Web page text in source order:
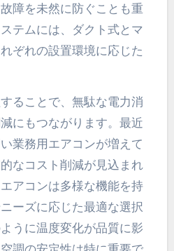
障を未然に防ぐことも重
テムには、ダクト式とマ
ぞれの設置環境に応じた
ることで、無駄な電力消
にもつながります。最近
業務用エアコンが増えて
なコスト削減が見込まれ
アコンは多様な機能を持
ーズに応じた最適な選択
うに温度変化が品質に影